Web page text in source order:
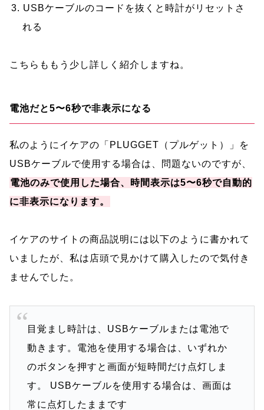
USBケーブルのコードを抜くと時計がリセットさ
れる
こちらももう少し詳しく紹介しますね。
電池だと5〜6秒で非表示になる
私のようにイケアの「PLUGGET（プルゲット）」を
USBケーブルで使用する場合は、問題ないのですが、
電池のみで使用した場合、時間表示は5〜6秒で自動的
に非表示になります。
イケアのサイトの商品説明には以下のように書かれて
いましたが、私は店頭で見かけて購入したので気付き
ませんでした。
目覚まし時計は、USBケーブルまたは電池で
動きます。電池を使用する場合は、いずれか
のボタンを押すと画面が短時間だけ点灯しま
す。 USBケーブルを使用する場合は、画面は
常に点灯したままです